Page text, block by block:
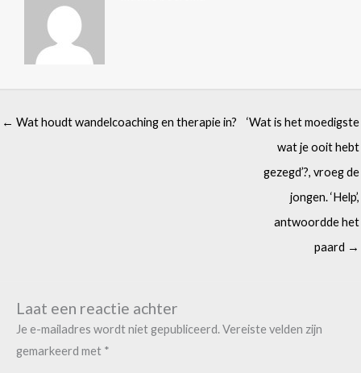
← Wat houdt wandelcoaching en therapie in?
‘Wat is het moedigste
wat je ooit hebt
gezegd’?, vroeg de
jongen. ‘Help’,
antwoordde het
paard →
Laat een reactie achter
Je e-mailadres wordt niet gepubliceerd.Vereiste velden zijn
gemarkeerd met *